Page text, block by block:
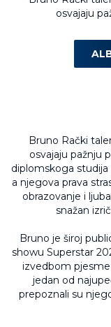
osvajaju
Bruno Rački
osvajaju pažnju
diplomskoga
a njegova prava
obrazovanje i
snažan
Bruno je široj
showu Superstar
izvedbom
jedan od
prepoznali su